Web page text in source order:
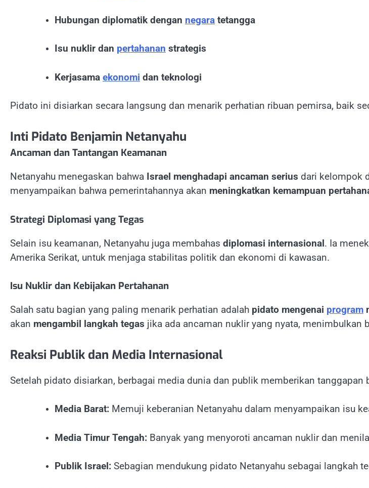
Hubungan diplomatik dengan negara tetangga
Isu nuklir dan pertahanan strategis
Kerjasama ekonomi dan teknologi
Pidato ini disiarkan secara langsung dan menarik perhatian ribuan pemirsa, baik
Inti Pidato Benjamin Netanyahu
Ancaman dan Tantangan Keamanan
Netanyahu menegaskan bahwa Israel menghadapi ancaman serius dari kelompok
menyampaikan bahwa pemerintahannya akan meningkatkan kemampuan
Strategi Diplomasi yang Tegas
Selain isu keamanan, Netanyahu juga membahas diplomasi internasional. Ia
Amerika Serikat, untuk menjaga stabilitas politik dan ekonomi di kawasan.
Isu Nuklir dan Kebijakan Pertahanan
Salah satu bagian yang paling menarik perhatian adalah pidato mengenai program
akan mengambil langkah tegas jika ada ancaman nuklir yang nyata,
Reaksi Publik dan Media Internasional
Setelah pidato disiarkan, berbagai media dunia dan publik memberikan tanggapan
Media Barat: Memuji keberanian Netanyahu dalam menyampaikan isu
Media Timur Tengah: Banyak yang menyoroti ancaman nuklir dan
Publik Israel: Sebagian mendukung pidato Netanyahu sebagai langkah